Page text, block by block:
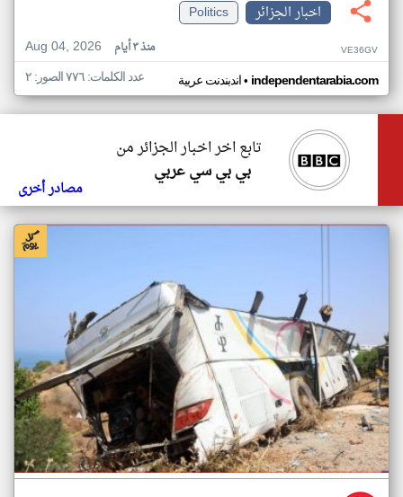
اخبار الجزائر
Politics
Aug 04, 2026
منذ ٣ أيام VE36GV
اندبندنت عربية• independentarabia.com عدد الكلمات: ٧٧٦ الصور: ٢
تابع اخر اخبار الجزائر من
بي بي سي عربي
مصادر أخرى